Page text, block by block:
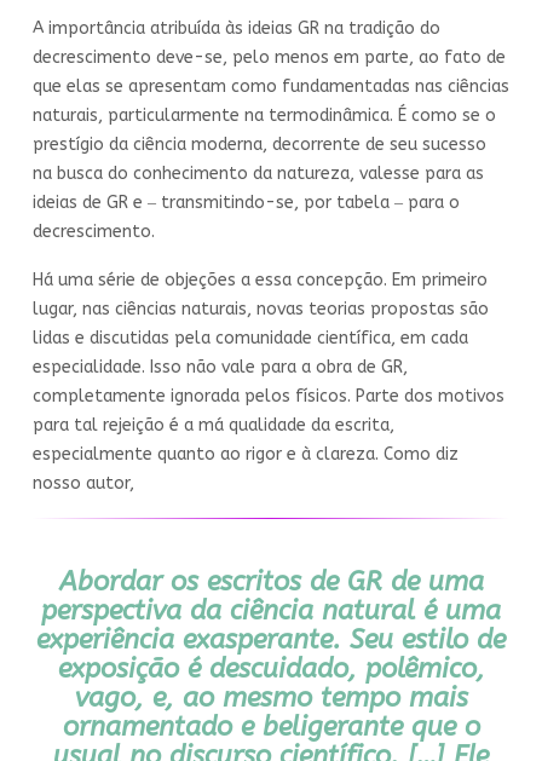
A importância atribuída às ideias GR na tradição do
decrescimento deve-se, pelo menos em parte, ao fato de
que elas se apresentam como fundamentadas nas ciências
naturais, particularmente na termodinâmica. É como se o
prestígio da ciência moderna, decorrente de seu sucesso
na busca do conhecimento da natureza, valesse para as
ideias de GR e ‒ transmitindo-se, por tabela ‒ para o
decrescimento.
Há uma série de objeções a essa concepção. Em primeiro
lugar, nas ciências naturais, novas teorias propostas são
lidas e discutidas pela comunidade científica, em cada
especialidade. Isso não vale para a obra de GR,
completamente ignorada pelos físicos. Parte dos motivos
para tal rejeição é a má qualidade da escrita,
especialmente quanto ao rigor e à clareza. Como diz
nosso autor,
Abordar os escritos de GR de uma
perspectiva da ciência natural é uma
experiência exasperante. Seu estilo de
exposição é descuidado, polêmico,
vago, e, ao mesmo tempo mais
ornamentado e beligerante que o